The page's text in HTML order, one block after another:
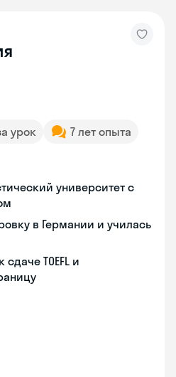
урок
7 лет опыта
университет с
в Германии и училась
сдаче TOEFL и